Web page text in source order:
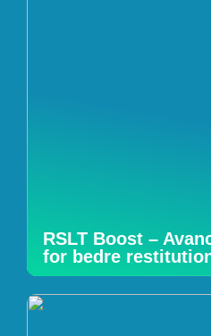
RSLT Boost –
for bedre